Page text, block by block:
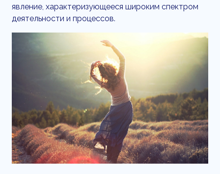
явление, характеризующееся широким спектром
деятельности и процессов.